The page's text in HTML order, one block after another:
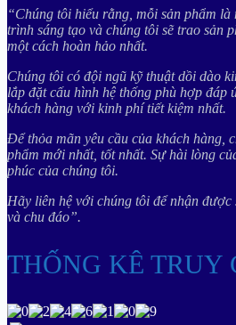
“Chúng tôi hiểu rằng, mỗi sản phẩm là
trình sáng tạo và chúng tôi sẽ trao sản
một cách hoàn hảo nhất.
Chúng tôi có đội ngũ kỹ thuật dồi dào
lắp đặt cấu hình hệ thống phù hợp đáp
khách hàng với kinh phí tiết kiệm nhất.
Để thỏa mãn yêu cầu của khách hàng,
phẩm mới nhất, tốt nhất. Sự hài lòng
phúc của chúng tôi.
Hãy liên hệ với chúng tôi để nhận được
và chu đáo”.
THỐNG KÊ TRUY